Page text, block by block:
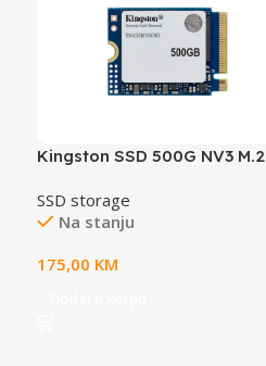
Kingston SSD 500G NV3 M.2
5000/3000MB/s
SSD storage
Na stanju
175,00 KM